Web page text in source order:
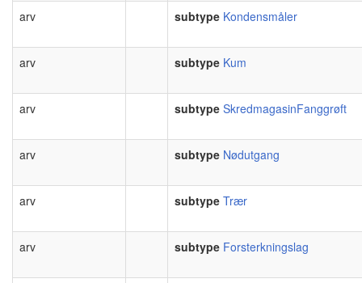
arv subtype Kondensmåler
arv subtype Kum
arv subtype SkredmagasinFanggrøft
arv subtype Nødutgang
arv subtype Trær
arv subtype Forsterkningslag